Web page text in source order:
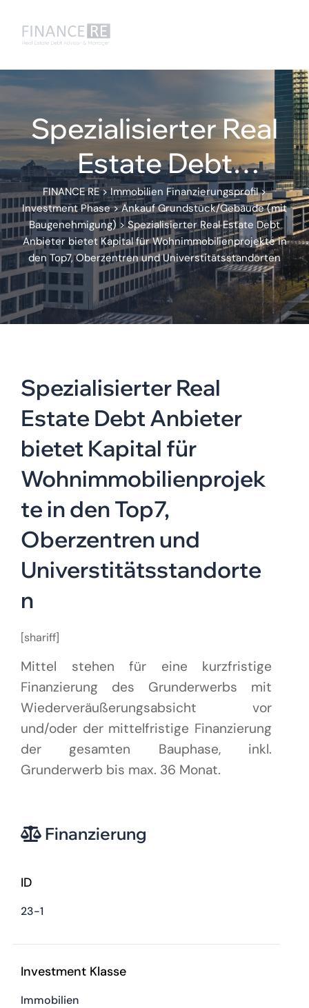
Spezialisierter Real
Estate Debt
Anbieter bietet
Kapital für
Wohnimmobilienpro
jekte in den Top7,
Oberzentren und
rten
FINANCE RE>Immobilien Finanzierungsprofil>
Investment Phase>Ankauf Grundstück/Gebäude (mit
Baugenehmigung) >Spezialisierter Real Estate Debt
Anbieter bietet Kapital für Wohnimmobilienprojekte in
den Top7, Oberzentren und Universtitätsstandorten
Spezialisierter Real
Estate Debt Anbieter
bietet Kapital für
Wohnimmobilienprojek
te in den Top7,
Oberzentren und
Universtitätsstandorte
n
[shariff]
Mittel stehen für eine kurzfristige
Finanzierung des Grunderwerbs mit
Wiederveräußerungsabsicht vor
und/oder der mittelfristige Finanzierung
der gesamten Bauphase, inkl.
Grunderwerb bis max. 36 Monat.
Finanzierung
ID
23-1
Investment Klasse
Immobilien